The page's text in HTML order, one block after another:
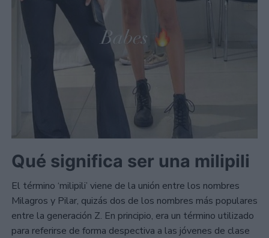
Qué significa ser una milipili
El término ‘milipili’ viene de la unión entre los nombres
Milagros y Pilar, quizás dos de los nombres más populares
entre la generación Z. En principio, era un término utilizado
para referirse de forma despectiva a las jóvenes de clase